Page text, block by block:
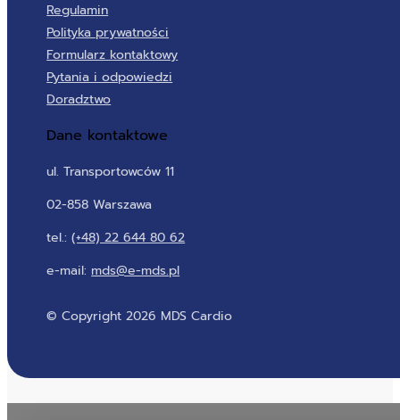
Regulamin
Polityka prywatności
Formularz kontaktowy
Pytania i odpowiedzi
Doradztwo
Dane kontaktowe
ul. Transportowców 11
02-858 Warszawa
tel.:(+48) 22 644 80 62
e-mail:mds@e-mds.pl
© Copyright 2026 MDS Cardio